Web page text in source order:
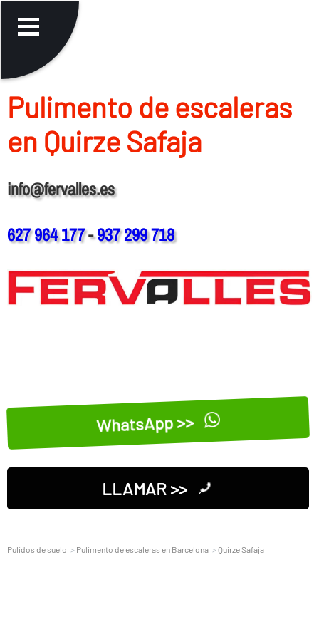
Pulimento de escaleras
en Quirze Safaja
info@fervalles.es
627 964 177-937 299 718
WhatsApp >>
LLAMAR >>
Pulidos de suelo Pulimento de escaleras en Barcelona Quirze Safaja